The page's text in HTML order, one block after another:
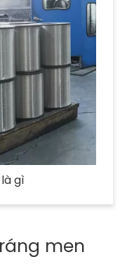
gì
men